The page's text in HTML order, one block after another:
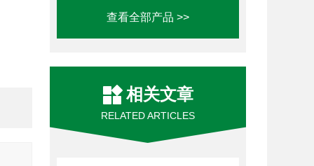
查看全部产品 >>
相关文章
RELATED ARTICLES